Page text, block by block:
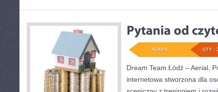
STY -
ADMIN
Dream Team Łódź – Aerial,
internetowa stworzona dla